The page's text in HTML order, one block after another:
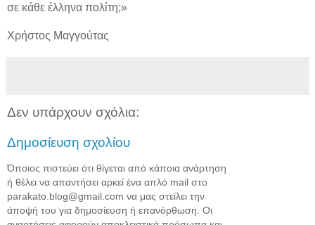
σε κάθε έλληνα πολίτη;»
Χρήστος Μαγγούτας
Δεν υπάρχουν σχόλια:
Δημοσίευση σχολίου
Όποιος πιστεύει ότι θίγεται από κάποια ανάρτηση
ή θέλει να απαντήσει αρκεί ένα απλό mail στο
parakato.blog@gmail.com να μας στείλει την
άποψή του για δημοσίευση ή επανόρθωση. Οι